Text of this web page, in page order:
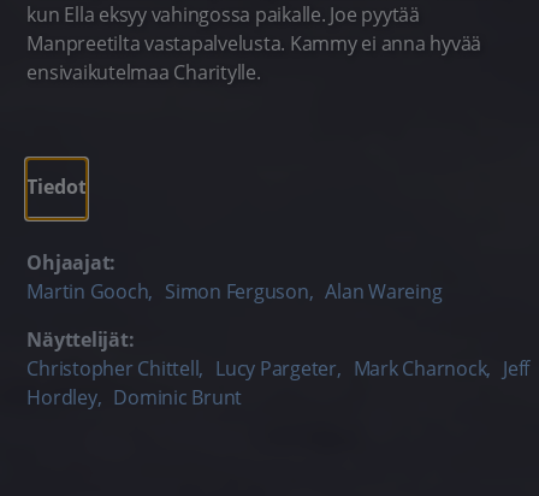
kun Ella eksyy vahingossa paikalle. Joe pyytää
Manpreetilta vastapalvelusta. Kammy ei anna hyvää
ensivaikutelmaa Charitylle.
Tiedot
Ohjaajat:
Martin Gooch, Simon Ferguson, Alan Wareing
Näyttelijät:
Christopher Chittell, Lucy Pargeter, Mark Charnock, Jeff
Hordley, Dominic Brunt